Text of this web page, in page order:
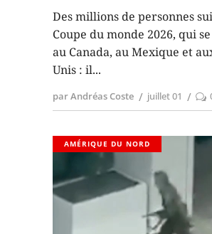
Des millions de personnes
Coupe du monde 2026, qui
au Canada, au Mexique et
Unis : il
par Andréas Coste juillet 01
AMÉRIQUE DU NORD